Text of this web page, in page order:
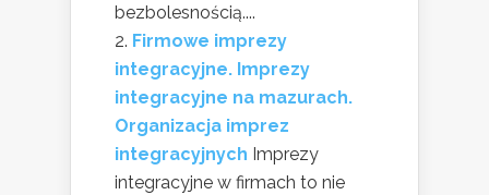
bezbolesnością....
Firmowe imprezy
integracyjne. Imprezy
integracyjne na mazurach.
Organizacja imprez
integracyjnych Imprezy
integracyjne w firmach to nie